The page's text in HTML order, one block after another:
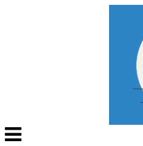
Veksle
navigasjon